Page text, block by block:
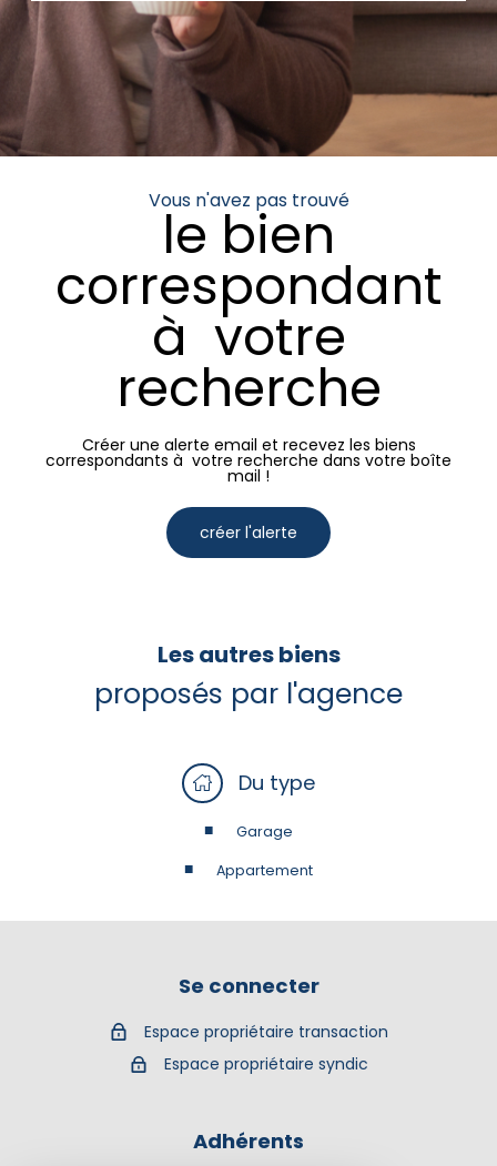
Vous n'avez pas trouvé
le bien
correspondant
à votre
recherche
Créer une alerte email et recevez les biens
correspondants à votre recherche dans votre boîte
mail !
créer l'alerte
Les autres biens
proposés par l'agence
Du type
Garage
Appartement
Se connecter
Espace propriétaire transaction
Espace propriétaire syndic
Adhérents